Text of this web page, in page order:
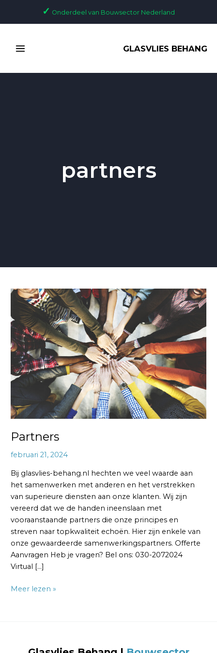
✓ Onderdeel van Bouwsector Nederland
MENU
GLASVLIES BEHANG
partners
Partners
februari 21, 2024
Bij glasvlies-behang.nl hechten we veel waarde aan
het samenwerken met anderen en het verstrekken
van superieure diensten aan onze klanten. Wij zijn
vereerd dat we de handen ineenslaan met
vooraanstaande partners die onze principes en
streven naar topkwaliteit echoën. Hier zijn enkele van
onze gewaardeerde samenwerkingspartners. Offerte
Aanvragen Heb je vragen? Bel ons: 030-2072024
Virtual […]
Partners
Meer lezen »